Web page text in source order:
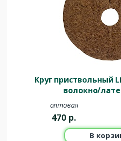
Круг приствольный
волокно/
оптовая
470 р.
В